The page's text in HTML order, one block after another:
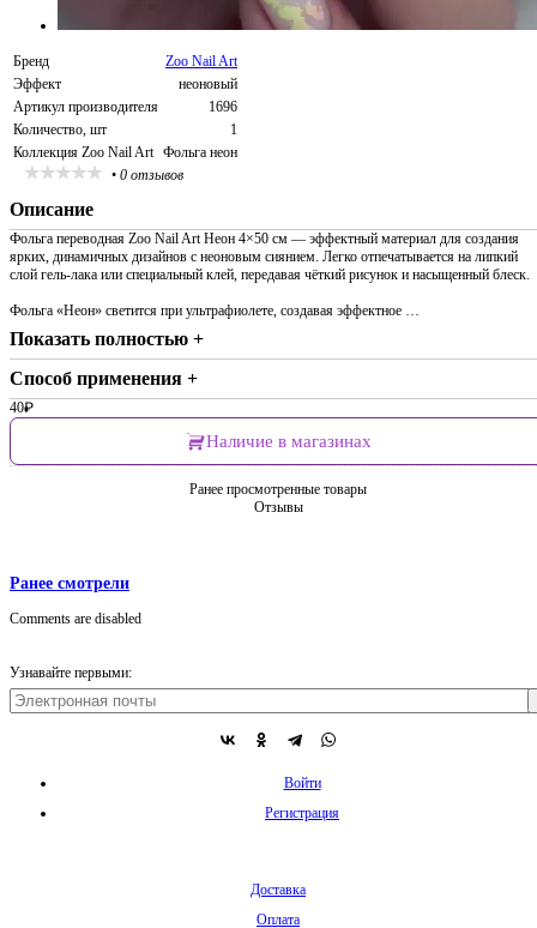
Бренд
Zoo Nail Art
Эффект
неоновый
Артикул производителя
1696
Количество, шт
1
Коллекция Zoo Nail Art Фольга неон
• 0 отзывов
Описание
Фольга переводная Zoo Nail Art Неон 4×50 см — эффектный материал для создания
ярких, динамичных дизайнов с неоновым сиянием. Легко отпечатывается на липкий
слой гель-лака или специальный клей, передавая чёткий рисунок и насыщенный блеск.
Фольга «Неон» светится при ультрафиолете, создавая эффектное …
Показать полностью +
Способ применения +
40₽
Наличие в магазинах
Ранее просмотренные товары
Отзывы
Ранее смотрели
Comments are disabled
Узнавайте первыми:
Войти
Регистрация
Доставка
Оплата